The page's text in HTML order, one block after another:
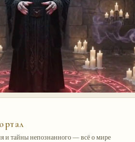
и тайны непознанного — всё о мире